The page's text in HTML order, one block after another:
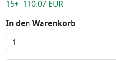
15+ 110.07 EUR
In den Warenkorb